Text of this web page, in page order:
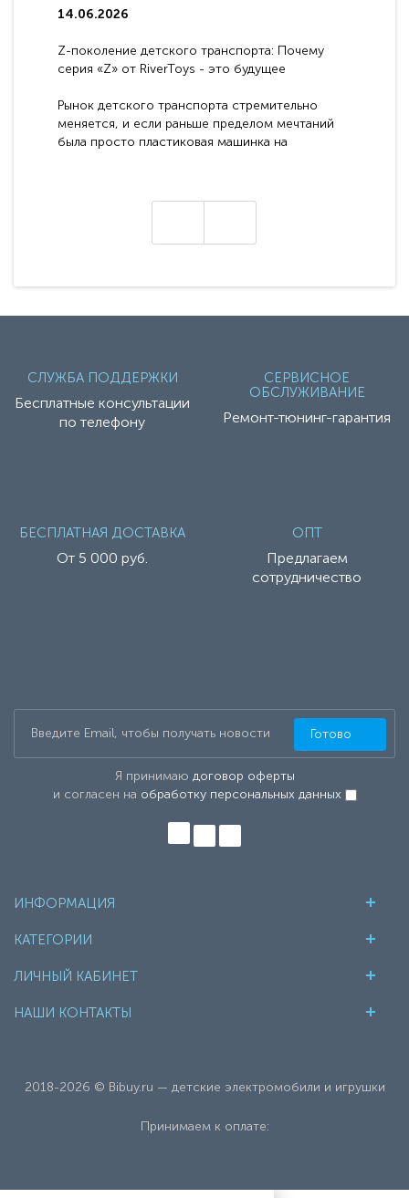
14.06.2026
Z-поколение детского транспорта: Почему
серия «Z» от RiverToys - это будущее
Рынок детского транспорта стремительно
меняется, и если раньше пределом мечтаний
была просто пластиковая машинка на
СЛУЖБА ПОДДЕРЖКИ
Бесплатные консультации
по телефону
СЕРВИСНОЕ
ОБСЛУЖИВАНИЕ
Ремонт-тюнинг-гарантия
БЕСПЛАТНАЯ ДОСТАВКА
От 5 000 руб.
ОПТ
Предлагаем
сотрудничество
Я принимаю договор оферты
и согласен на обработку персональных данных
Готово
ИНФОРМАЦИЯ
КАТЕГОРИИ
ЛИЧНЫЙ КАБИНЕТ
НАШИ КОНТАКТЫ
2018-2026 © Bibuy.ru — детские электромобили и игрушки
Принимаем к оплате: